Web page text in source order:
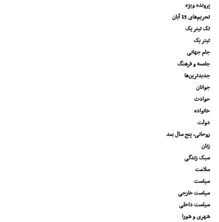
پرونده ویژه
تحریم‌های 13 آبان
تک تیتر یک
تیتر یک
جام جهانی
جامعه و فرهنگ
جدیدترین‌ها
جوانان
حوادث
خانواده
دولت
روحانی، پنج سال بعد
زنان
سبک زندگی
سلامت
سیاست
سیاست خارجی
سیاست داخلی
شهری و شورا